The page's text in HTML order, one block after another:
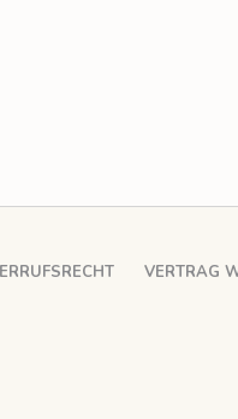
VERTRAG